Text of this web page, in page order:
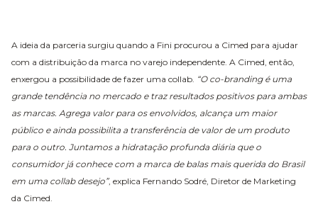
A ideia da parceria surgiu quando a Fini procurou a Cimed para ajudar
com a distribuição da marca no varejo independente. A Cimed, então,
enxergou a possibilidade de fazer uma collab. “O co-branding é uma
grande tendência no mercado e traz resultados positivos para ambas
as marcas. Agrega valor para os envolvidos, alcança um maior
público e ainda possibilita a transferência de valor de um produto
para o outro. Juntamos a hidratação profunda diária que o
consumidor já conhece com a marca de balas mais querida do Brasil
em uma collab desejo”, explica Fernando Sodré, Diretor de Marketing
da Cimed.